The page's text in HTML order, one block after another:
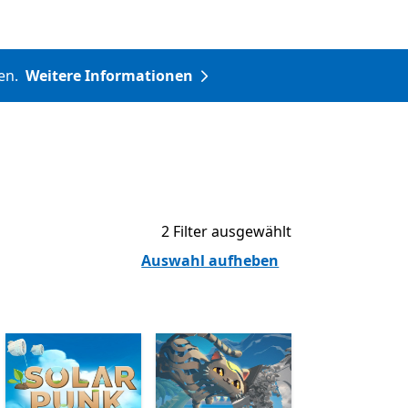
Weitere Informationen
2 Filter ausgewählt
Auswahl aufheben